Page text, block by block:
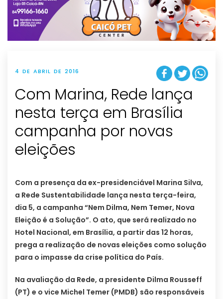
t
i
o
n
4 DE ABRIL DE 2016
Com Marina, Rede lança
nesta terça em Brasília
campanha por novas
eleições
Com a presença da ex-presidenciável Marina Silva,
a Rede Sustentabilidade lança nesta terça-feira,
dia 5, a campanha “Nem Dilma, Nem Temer, Nova
Eleição é a Solução”. O ato, que será realizado no
Hotel Nacional, em Brasília, a partir das 12 horas,
prega a realização de novas eleições como solução
para o impasse da crise política do País.
Na avaliação da Rede, a presidente Dilma Rousseff
(PT) e o vice Michel Temer (PMDB) são responsáveis